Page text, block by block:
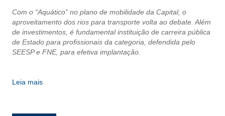
RES 1.002/2002 – CÓDIGO DE ÉTICA
HOMOLOGAÇÕES
FIQUE POR DENTRO
Com o “Aquático” no plano de mobilidade da Capital, o
aproveitamento dos rios para transporte volta ao debate. Além
de investimentos, é fundamental instituição de carreira pública
de Estado para profissionais da categoria, defendida pelo
SEESP e FNE, para efetiva implantação.
Leia mais